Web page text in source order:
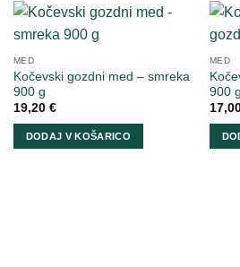
MED
Kočevski gozdni med – smreka
900 g
19,20 €
DODAJ V KOŠARICO
MED
900 g